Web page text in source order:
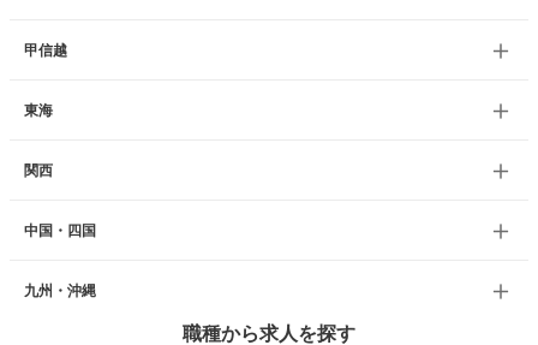
甲信越
東海
関西
中国・四国
九州・沖縄
職種から求人を探す